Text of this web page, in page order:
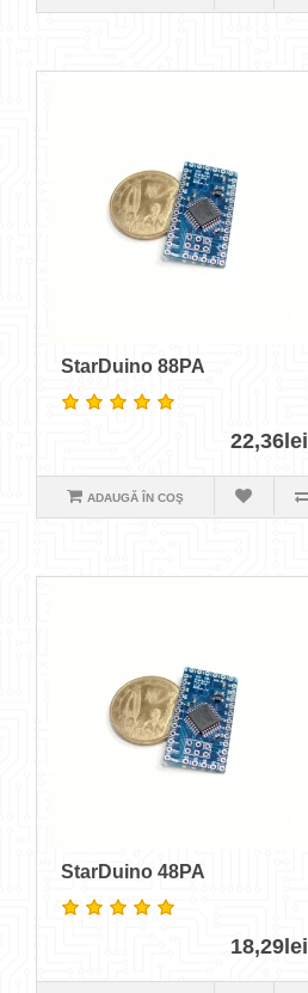
StarDuino 88PA
22,36lei
ADAUGĂ ÎN COŞ
StarDuino 48PA
18,29lei